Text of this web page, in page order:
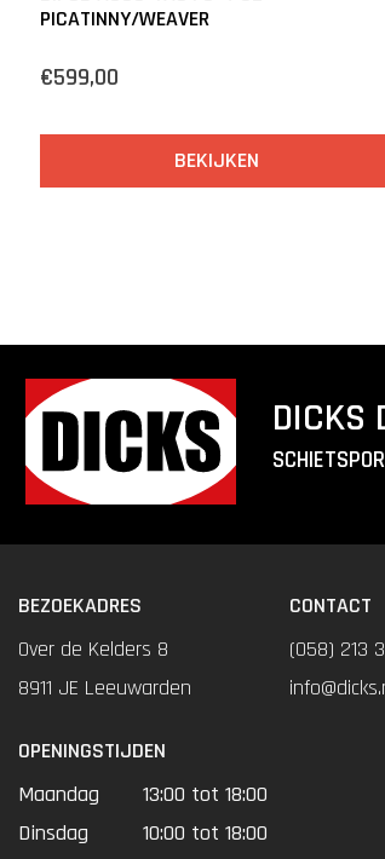
PICATINNY/WEAVER
€599,00
BEKIJKEN
DICKS
BEZOEKADRES
Over de Kelders 8
8911 JE Leeuwarden
OPENINGSTIJDEN
Maandag
13:00 tot 18:00
Dinsdag
10:00 tot 18:00
CONTACT
(058) 213